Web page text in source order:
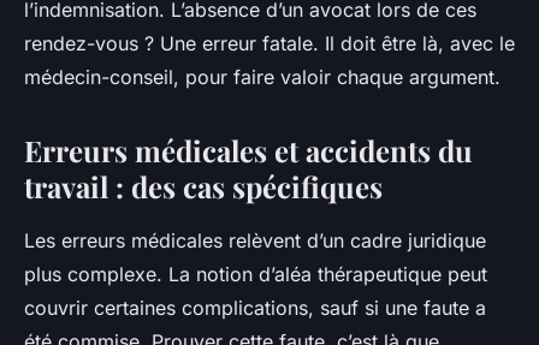
l’indemnisation. L’absence d’un avocat lors de ces
rendez-vous ? Une erreur fatale. Il doit être là, avec le
médecin-conseil, pour faire valoir chaque argument.
Erreurs médicales et accidents du
travail : des cas spécifiques
Les erreurs médicales relèvent d’un cadre juridique
plus complexe. La notion d’aléa thérapeutique peut
couvrir certaines complications, sauf si une faute a